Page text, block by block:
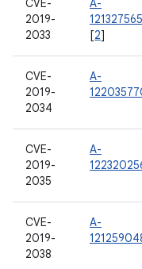
CVE-
2019-
2033
A-
121327565
[2]
CVE-
2019-
2034
A-
CVE-
2019-
2035
A-
CVE-
2019-
2038
A-